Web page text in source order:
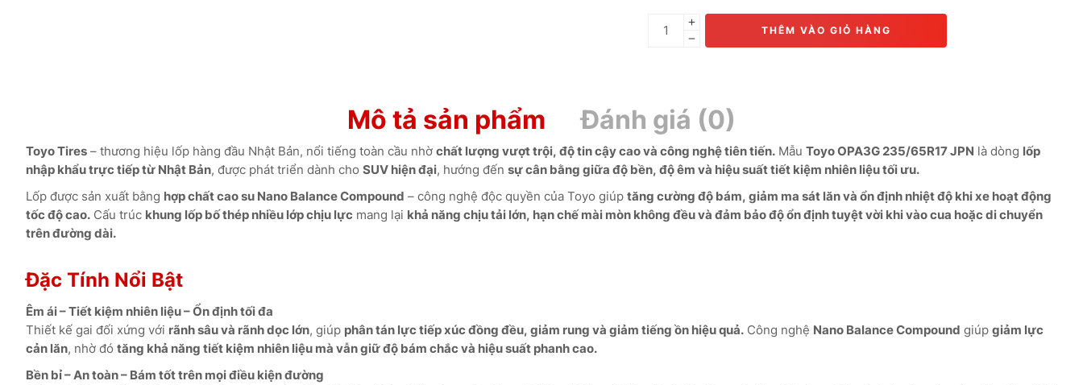
THÊM VÀO GIỎ HÀNG
Mô tả sản phẩm Đánh giá (0)
Toyo Tires – thương hiệu lốp hàng đầu Nhật Bản, nổi tiếng toàn cầu nhờ chất lượng vượt trội, độ tin cậy cao và công nghệ tiên tiến. Mẫu Toyo OPA3G 235/65R17 JPN là dòng lốp
nhập khẩu trực tiếp từ Nhật Bản, được phát triển dành cho SUV hiện đại, hướng đến sự cân bằng giữa độ bền, độ êm và hiệu suất tiết kiệm nhiên liệu tối ưu.
Lốp được sản xuất bằng hợp chất cao su Nano Balance Compound – công nghệ độc quyền của Toyo giúp tăng cường độ bám, giảm ma sát lăn và ổn định nhiệt độ khi xe hoạt động
tốc độ cao. Cấu trúc khung lốp bố thép nhiều lớp chịu lực mang lại khả năng chịu tải lớn, hạn chế mài mòn không đều và đảm bảo độ ổn định tuyệt vời khi vào cua hoặc di chuyển
trên đường dài.
Đặc Tính Nổi Bật
Êm ái – Tiết kiệm nhiên liệu – Ổn định tối đa
Thiết kế gai đối xứng với rãnh sâu và rãnh dọc lớn, giúp phân tán lực tiếp xúc đồng đều, giảm rung và giảm tiếng ồn hiệu quả. Công nghệ Nano Balance Compound giúp giảm lực
cản lăn, nhờ đó tăng khả năng tiết kiệm nhiên liệu mà vẫn giữ độ bám chắc và hiệu suất phanh cao.
Bền bỉ – An toàn – Bám tốt trên mọi điều kiện đường